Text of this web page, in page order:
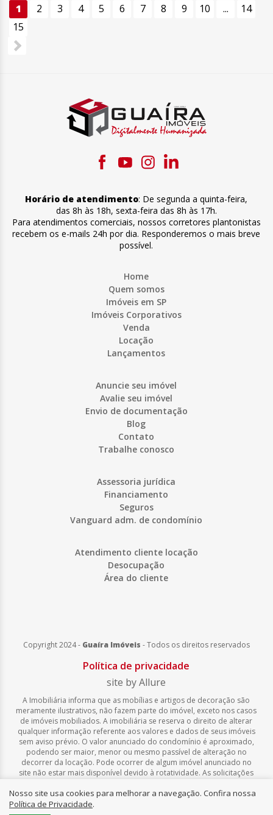
1 2 3 4 5 6 7 8 9 10 ...
14
15
Horário de atendimento: De segunda a quinta-feira,
das 8h às 18h, sexta-feira das 8h às 17h.
Para atendimentos comerciais, nossos corretores plantonistas
recebem os e-mails 24h por dia. Responderemos o mais breve
possível.
Home
Quem somos
Imóveis em SP
Imóveis Corporativos
Venda
Locação
Lançamentos
Anuncie seu imóvel
Avalie seu imóvel
Envio de documentação
Blog
Contato
Trabalhe conosco
Assessoria jurídica
Financiamento
Seguros
Vanguard adm. de condomínio
Atendimento cliente locação
Desocupação
Área do cliente
Copyright 2024 - Guaíra Imóveis -Todos os direitos reservados
Política de privacidade
site by Allure
A Imobiliária informa que as mobílias e artigos de decoração são
meramente ilustrativos, não fazem parte do imóvel, exceto nos casos
de imóveis mobiliados. A imobiliária se reserva o direito de alterar
qualquer informação referente aos valores e dados de seus imóveis
sem aviso prévio. O valor anunciado do condomínio é aproximado,
podendo ser maior, menor ou mesmo passível de alteração no
decorrer da locação. Pode ocorrer de algum imóvel anunciado no
site não estar mais disponível devido à rotatividade. As solicitações
de quaisquer imóveis.
Nosso site usa cookies para melhorar a navegação. Confira nossa
Política de Privacidade.